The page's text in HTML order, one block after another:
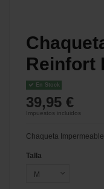
Reinfort
En Stock
39,95 €
Impuestos incluidos
Chaqueta
Talla